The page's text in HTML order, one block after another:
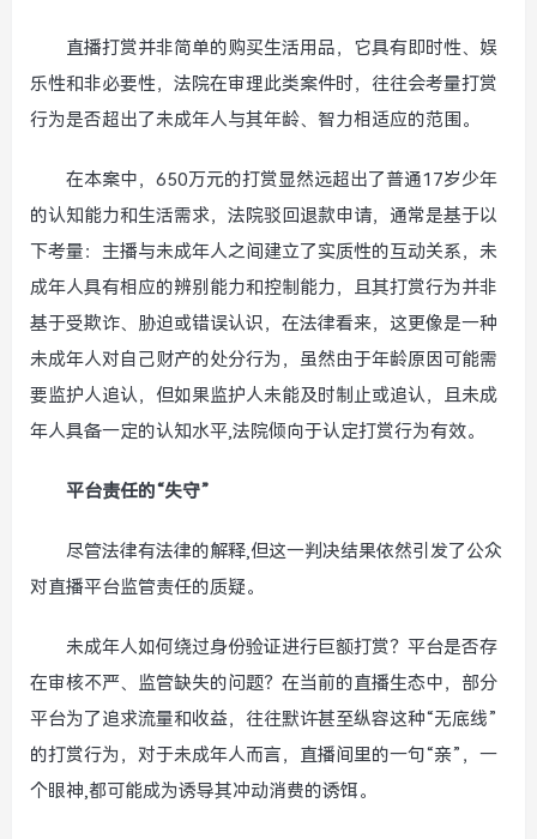
直播打赏并非简单的购买生活用品，它具有即时性、娱
乐性和非必要性，法院在审理此类案件时，往往会考量打赏
行为是否超出了未成年人与其年龄、智力相适应的范围。
在本案中，650万元的打赏显然远超出了普通17岁少年
的认知能力和生活需求，法院驳回退款申请，通常是基于以
下考量：主播与未成年人之间建立了实质性的互动关系，未
成年人具有相应的辨别能力和控制能力，且其打赏行为并非
基于受欺诈、胁迫或错误认识，在法律看来，这更像是一种
未成年人对自己财产的处分行为，虽然由于年龄原因可能需
要监护人追认，但如果监护人未能及时制止或追认，且未成
年人具备一定的认知水平,法院倾向于认定打赏行为有效。
平台责任的“失守”
尽管法律有法律的解释,但这一判决结果依然引发了公众
对直播平台监管责任的质疑。
未成年人如何绕过身份验证进行巨额打赏？平台是否存
在审核不严、监管缺失的问题？在当前的直播生态中，部分
平台为了追求流量和收益，往往默许甚至纵容这种“无底线”
的打赏行为，对于未成年人而言，直播间里的一句“亲”，一
个眼神,都可能成为诱导其冲动消费的诱饵。